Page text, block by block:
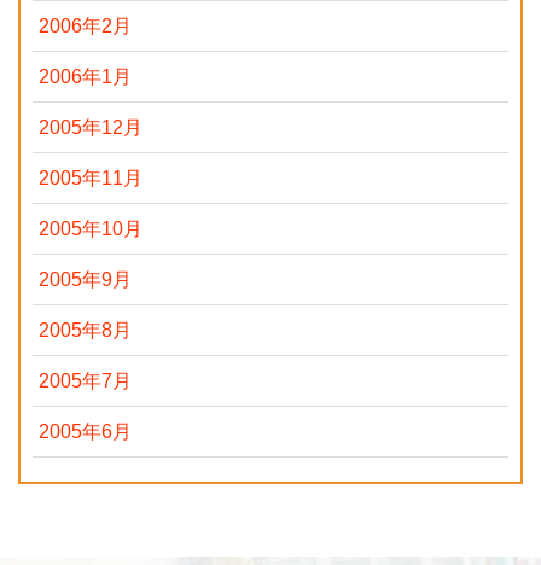
2006年2月
2006年1月
2005年12月
2005年11月
2005年10月
2005年9月
2005年8月
2005年7月
2005年6月